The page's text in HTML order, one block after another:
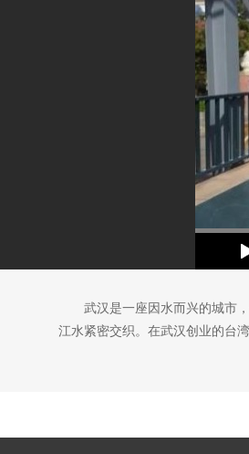
武汉是一座因水而兴的城市
江水紧密交织。‌在武汉创业的台